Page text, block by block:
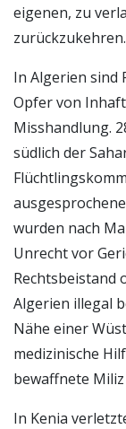
eigenen, zu
In Algerien sind
Opfer von
Misshandlung.
südlich der
wurden nach
Unrecht vor
Rechtsbeistand
Algerien illegal
Nähe einer
medizinische
bewaffnete
In Kenia